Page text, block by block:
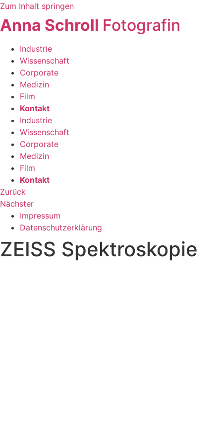
Zum Inhalt springen
Anna Schroll Fotografin
Industrie
Wissenschaft
Corporate
Medizin
Film
Kontakt
Industrie
Wissenschaft
Corporate
Medizin
Film
Kontakt
Zurück
Nächster
Impressum
Datenschutzerklärung
ZEISS Spektroskopie